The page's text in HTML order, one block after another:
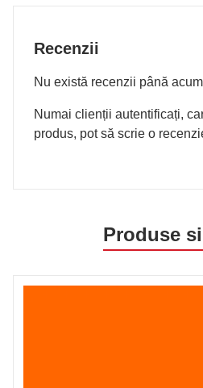
Recenzii
Nu există recenzii până
Numai clienții autentificați,
produs, pot să scrie o
Produse